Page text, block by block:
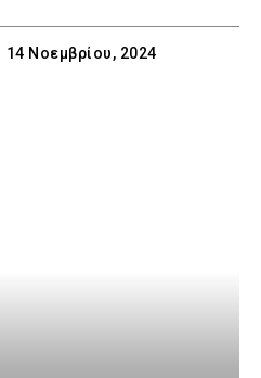
14 Νοεμβρίου, 2024